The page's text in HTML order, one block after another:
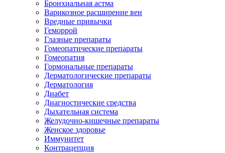
Бронхиальная астма
Варикозное расширение вен
Вредные привычки
Геморрой
Глазные препараты
Гомеопатические препараты
Гомеопатия
Гормональные препараты
Дерматологические препараты
Дерматология
Диабет
Диагностические средства
Дыхательная система
Желудочно-кишечные препараты
Женское здоровье
Иммунитет
Контрацепция